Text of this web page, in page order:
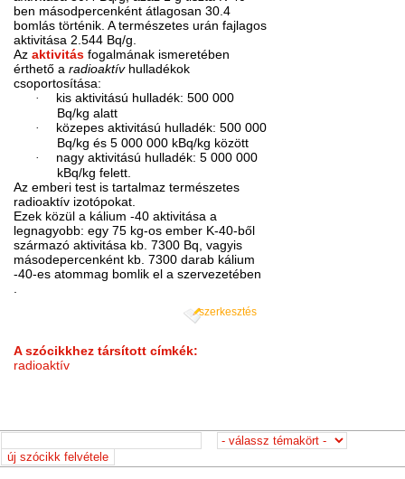
ben másodpercenként átlagosan 30.4
bomlás történik. A természetes urán fajlagos
aktivitása 2.544 Bq/g.
Azaktivitás fogalmának ismeretében
érthető aradioaktívhulladékok
csoportosítása:
·
kis aktivitású hulladék: 500 000
Bq/kg alatt
·
közepes aktivitású hulladék: 500 000
Bq/kg és 5 000 000 kBq/kg között
·
nagy aktivitású hulladék: 5 000 000
kBq/kg felett.
Az emberi test is tartalmaz természetes
radioaktív izotópokat.
Ezek közül a kálium -40 aktivitása a
legnagyobb: egy 75 kg-os ember K-40-ből
származó aktivitása kb. 7300 Bq, vagyis
másodepercenként kb. 7300 darab kálium
-40-es atommag bomlik el a szervezetében
szerkesztés
A szócikkhez társított címkék:
radioaktív